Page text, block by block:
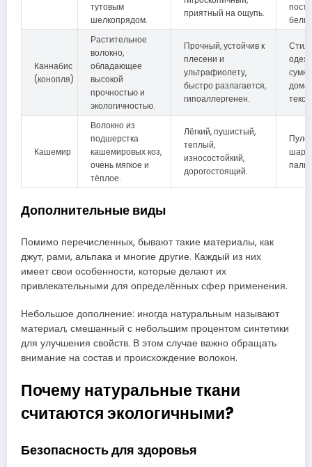
тутовым
шелкопрядом.
приятный на ощупь.
Каннабис
(конопля)
Растительное
волокно,
обладающее
высокой
прочностью и
экологичностью.
Прочный, устойчив к
плесени и
ультрафиолету,
быстро разлагается,
гипоаллергенен.
сумки,
Кашемир
Волокно из
подшерстка
кашемировых коз,
очень мягкое и
тёплое.
Лёгкий, пушистый,
теплый,
износостойкий,
дорогостоящий.
Дополнительные виды
Помимо перечисленных, бывают такие материалы, как
джут, рами, альпака и многие другие. Каждый из них
имеет свои особенности, которые делают их
привлекательными для определённых сфер применения.
Небольшое дополнение: иногда натуральным называют
материал, смешанный с небольшим процентом синтетики
для улучшения свойств. В этом случае важно обращать
внимание на состав и происхождение волокон.
Почему натуральные ткани
считаются экологичными?
Безопасность для здоровья